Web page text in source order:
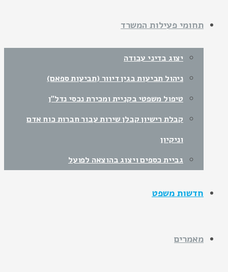
תחומי פעילות המשרד
יצוג בדיני עבודה
ניהול תביעות בגין דיוור (תביעות ספאם)
טיפול משפטי בקניית ומכירת נכסי נדל"ן
קבלת רישיון קבלן שירות עבור חברות כוח אדם
וניקיון
גביית כספים ויצוג בהוצאה לפועל
חדשות משפט
מאמרים